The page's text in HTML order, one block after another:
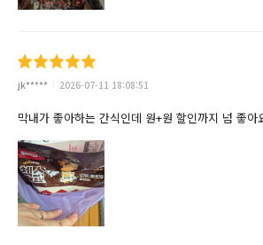
jk***** 2026-07-11 18:08:51
막내가 좋아하는 간식인데 원+원 할인까지 넘 좋아